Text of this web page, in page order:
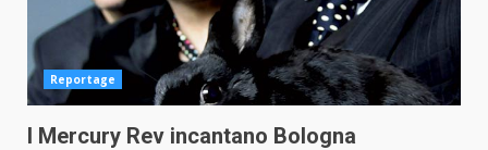
Reportage
I Mercury Rev incantano Bologna